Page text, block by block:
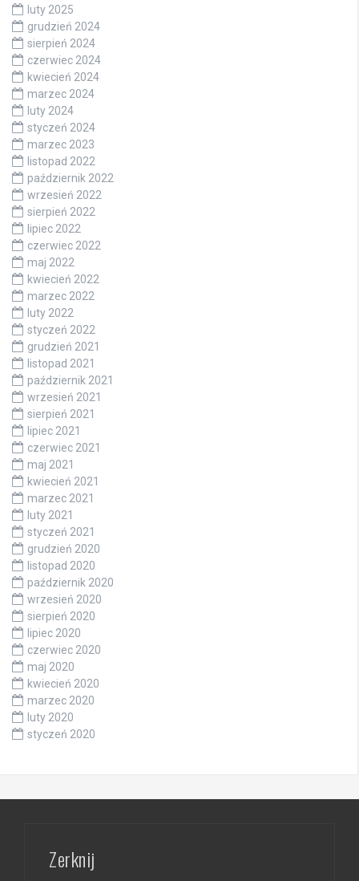
luty 2025
grudzień 2024
sierpień 2024
czerwiec 2024
kwiecień 2024
marzec 2024
luty 2024
styczeń 2024
marzec 2023
listopad 2022
październik 2022
wrzesień 2022
sierpień 2022
lipiec 2022
czerwiec 2022
maj 2022
kwiecień 2022
marzec 2022
luty 2022
styczeń 2022
grudzień 2021
listopad 2021
październik 2021
wrzesień 2021
sierpień 2021
lipiec 2021
czerwiec 2021
maj 2021
kwiecień 2021
marzec 2021
luty 2021
styczeń 2021
grudzień 2020
listopad 2020
październik 2020
wrzesień 2020
sierpień 2020
lipiec 2020
czerwiec 2020
maj 2020
kwiecień 2020
marzec 2020
luty 2020
styczeń 2020
Zerknij